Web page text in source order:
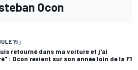
Ocon
15 j
retourné dans ma voiture et j'ai
: Ocon revient sur son année loin de la F1